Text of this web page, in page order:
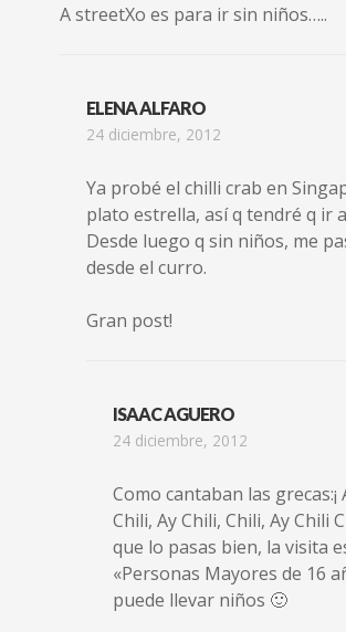
A streetXo es para ir sin niños…..
ELENA ALFARO
24 diciembre, 2012
Ya probé el chilli crab en
plato estrella, así q tendré q ir
Desde luego q sin niños, me
desde el curro.
Gran post!
ISAAC AGUERO
24 diciembre, 2012
Como cantaban las grecas:¡
Chili, Ay Chili, Chili, Ay Chili
que lo pasas bien, la visita
«Personas Mayores de 16
puede llevar niños 🙂